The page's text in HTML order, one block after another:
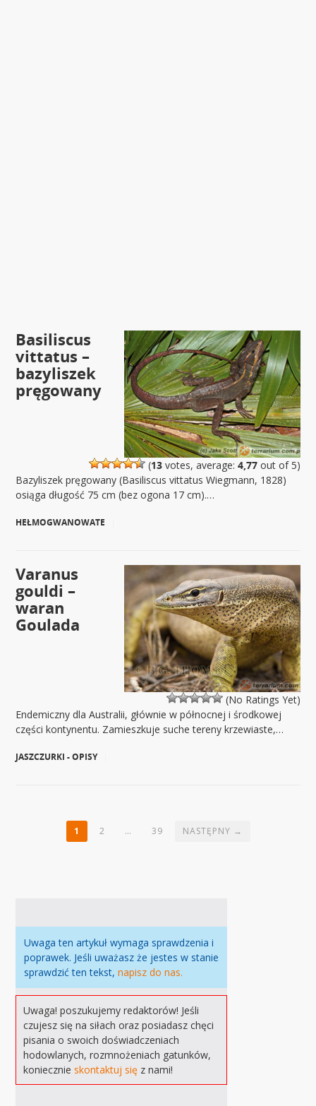
(13votes, average: 4,77out of 5)
Basiliscus
vittatus –
bazyliszek
pręgowany
Bazyliszek pręgowany (Basiliscus vittatus Wiegmann, 1828)
osiąga długość 75 cm (bez ogona 17 cm).…
HEŁMOGWANOWATE
(No Ratings Yet)
Varanus
gouldi –
waran
Goulada
Endemiczny dla Australii, głównie w północnej i środkowej
części kontynentu. Zamieszkuje suche tereny krzewiaste,…
JASZCZURKI - OPISY
1 2 … 39 NASTĘPNY →
Uwaga ten artykuł wymaga sprawdzenia i
poprawek. Jeśli uważasz że jestes w stanie
sprawdzić ten tekst,napisz do nas.
Uwaga! poszukujemy redaktorów! Jeśli
czujesz się na siłach oraz posiadasz chęci
pisania o swoich doświadczeniach
hodowlanych, rozmnożeniach gatunków,
koniecznieskontaktuj się z nami!